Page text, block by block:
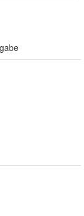
7, iPhone 7 Plus,